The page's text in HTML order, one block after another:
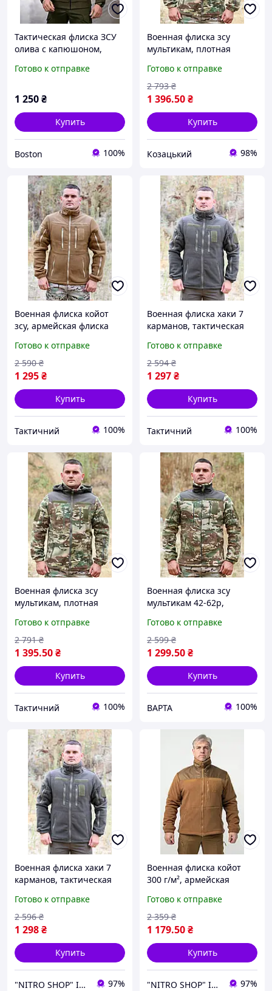
Тактическая флиска ЗСУ
олива с капюшоном,
олива, армейская флиска
_M2_zx8c
Готово к отправке
1 250₴
Купить
Boston 100%
Военная флиска зсу
мультикам, плотная
тактическая кофта
мультикам 58 3grftf
Готово к отправке
1 396.50₴
2 793 ₴
Купить
Козацький 98%
Военная флиска койот
зсу, армейская флиска
тактическая кофта койот
58 Ne2kx
Готово к отправке
1 295₴
2 590 ₴
Купить
Тактичний 100%
Военная флиска хаки 7
карманов, тактическая
мужская флиска хаки 54
Ne2kx
Готово к отправке
1 297₴
2 594 ₴
Купить
Тактичний 100%
Военная флиска зсу
мультикам, плотная
тактическая кофта
мультикам 58 Ne2kx
Готово к отправке
1 395.50₴
2 791 ₴
Купить
Тактичний 100%
Военная флиска зсу
мультикам 42-62р,
мультикам большие
размеры, флисовая кофта
мультикам
Готово к отправке
1 299.50₴
2 599 ₴
Купить
ВАРТА 100%
Военная флиска хаки 7
карманов, тактическая
мужская флиска хаки 54
Готово к отправке
1 298₴
2 596 ₴
Купить
"NITRO SHOP" Інтернет магазин 97%
Военная флиска койот
300 г/м², армейская
тактическая кофта койот
46
Готово к отправке
1 179.50₴
2 359 ₴
Купить
"NITRO SHOP" Інтернет магазин 97%